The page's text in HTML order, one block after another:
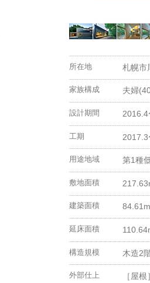
所在地 札幌市
家族構成 夫婦
設計期間
工期
用途地域 第1種
敷地面積
建築面積
延床面積
構造規模 木造2
外部仕上
［屋